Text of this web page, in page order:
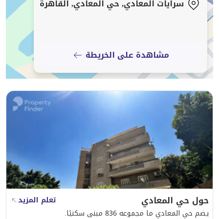
سرايات المعادي, حي المعادي, القاهرة
مشاهدة على الخريطة
حول حي المعادي
تعلم المزيد
يضم حي المعادي ما مجموعه 836 مبنى سكنيًا.